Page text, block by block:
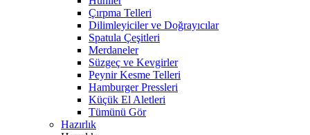
Çırpma Telleri
Dilimleyiciler ve Doğrayıcılar
Spatula Çeşitleri
Merdaneler
Süzgeç ve Kevgirler
Peynir Kesme Telleri
Hamburger Pressleri
Küçük El Aletleri
Tümünü Gör
Hazırlık